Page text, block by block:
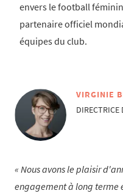
envers le football
partenaire officiel
équipes du club.
VIRGINIE
DIRECTRICE
Nous avons le plaisir
engagement à long terme